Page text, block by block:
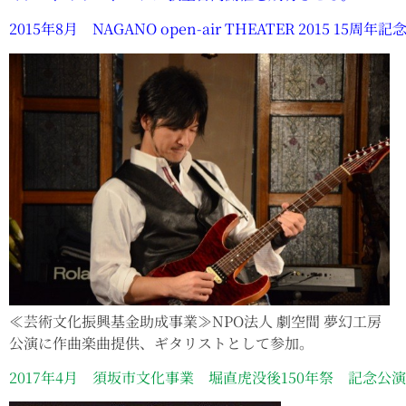
2015年8月 NAGANO open-air THEATER 2015 15周年記
≪芸術文化振興基金助成事業≫NPO法人 劇空間 夢幻工房
公演に作曲楽曲提供、ギタリストとして参加。
2017年4月 須坂市文化事業 堀直虎没後150年祭 記念公演